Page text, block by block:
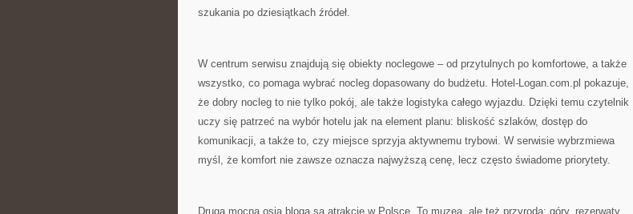
szukania po dziesiątkach źródeł.
W centrum serwisu znajdują się obiekty noclegowe – od przytulnych po komfortowe, a także
wszystko, co pomaga wybrać nocleg dopasowany do budżetu. Hotel-Logan.com.pl pokazuje,
że dobry nocleg to nie tylko pokój, ale także logistyka całego wyjazdu. Dzięki temu czytelnik
uczy się patrzeć na wybór hotelu jak na element planu: bliskość szlaków, dostęp do
komunikacji, a także to, czy miejsce sprzyja aktywnemu trybowi. W serwisie wybrzmiewa
myśl, że komfort nie zawsze oznacza najwyższą cenę, lecz często świadome priorytety.
Drugą mocną osią bloga są atrakcje w Polsce. To muzea, ale też przyroda: góry, rezerwaty.